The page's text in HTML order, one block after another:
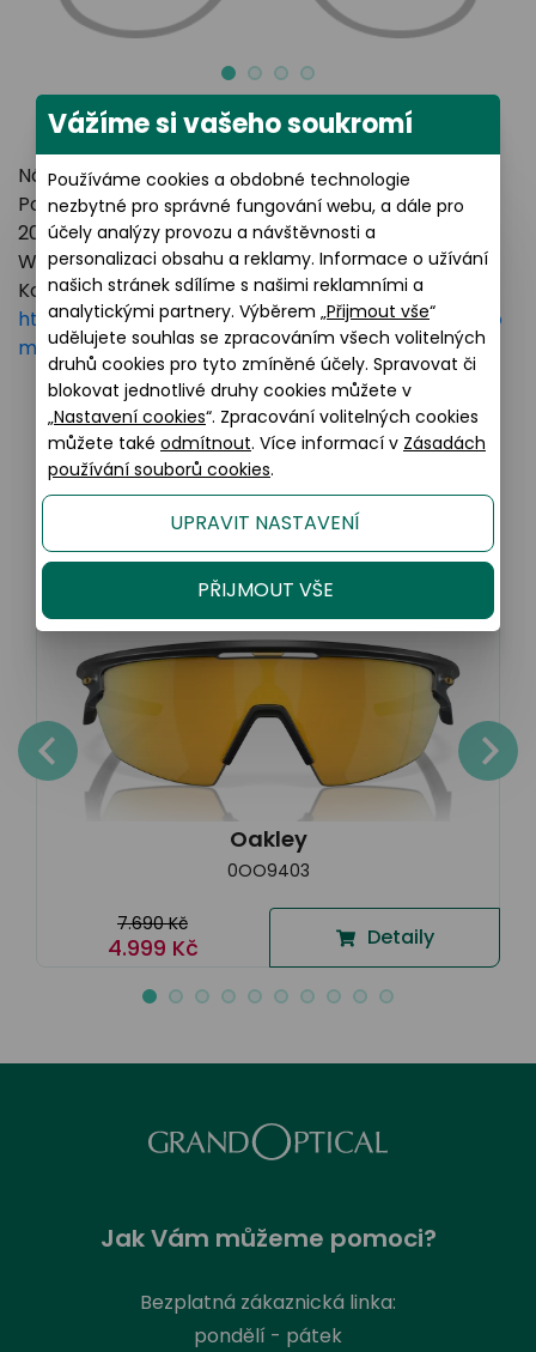
Název výrobce: LUXOTTICA GROUP
Poštovní adresa: Piazzale Luigi Cadorna 3 Milano,
20123 Italy
Webové stránky:https://www.essilorluxottica.com
Kontakt:
https://www.essilorluxottica.com/en/brands/custo
mer-care
Podobné produkty
Oakley
0OO9403
7.690 Kč
4.999 Kč Detaily
Jak Vám můžeme pomoci?
Bezplatná zákaznická linka:
pondělí - pátek
Vážíme si vašeho soukromí
Používáme cookies a obdobné technologie
nezbytné pro správné fungování webu, a dále pro
účely analýzy provozu a návštěvnosti a
personalizaci obsahu a reklamy. Informace o užívání
našich stránek sdílíme s našimi reklamními a
analytickými partnery. Výběrem „Přijmout vše“
udělujete souhlas se zpracováním všech volitelných
druhů cookies pro tyto zmíněné účely. Spravovat či
blokovat jednotlivé druhy cookies můžete v
„Nastavení cookies“. Zpracování volitelných cookies
můžete také odmítnout. Více informací v Zásadách
používání souborů cookies.
UPRAVIT NASTAVENÍ
PŘIJMOUT VŠE